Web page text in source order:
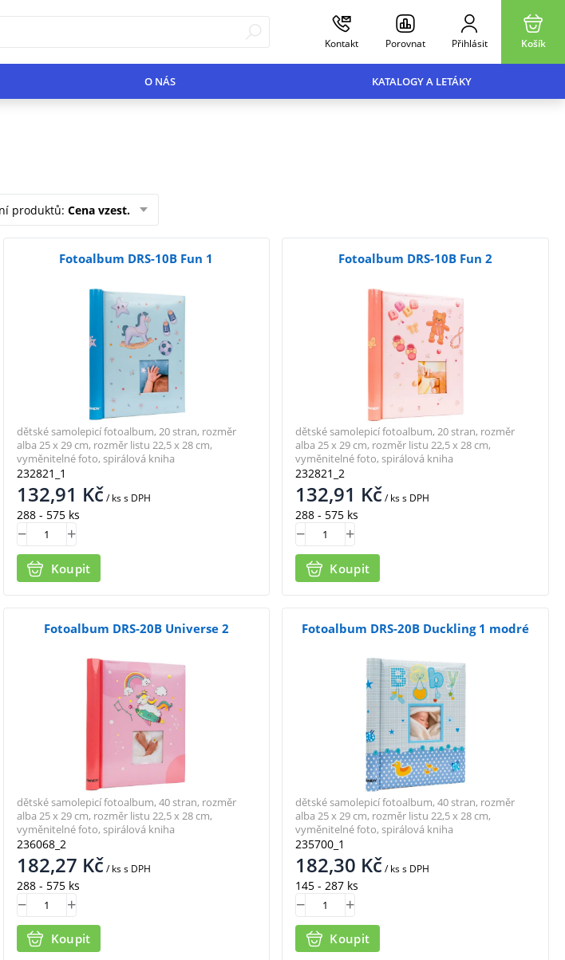
Kontakt Porovnat Přihlásit Košík
O NÁS KATALOGY A LETÁKY
produktů: Cena vzest.
Fotoalbum DRS-10B Fun 1
232821_1
132,91 Kč/ kss DPH
288 - 575 ks
Koupit
dětské samolepicí fotoalbum, 20 stran, rozměr
alba 25 x 29 cm, rozměr listu 22,5 x 28 cm,
vyměnitelné foto, spirálová kniha
Fotoalbum DRS-10B Fun 2
232821_2
132,91 Kč/ kss DPH
288 - 575 ks
Koupit
dětské samolepicí fotoalbum, 20 stran, rozměr
alba 25 x 29 cm, rozměr listu 22,5 x 28 cm,
vyměnitelné foto, spirálová kniha
Fotoalbum DRS-20B Universe 2
236068_2
182,27 Kč/ kss DPH
288 - 575 ks
Koupit
dětské samolepicí fotoalbum, 40 stran, rozměr
alba 25 x 29 cm, rozměr listu 22,5 x 28 cm,
vyměnitelné foto, spirálová kniha
Fotoalbum DRS-20B Duckling 1 modré
235700_1
182,30 Kč/ kss DPH
145 - 287 ks
Koupit
dětské samolepicí fotoalbum, 40 stran, rozměr
alba 25 x 29 cm, rozměr listu 22,5 x 28 cm,
vyměnitelné foto, spirálová kniha